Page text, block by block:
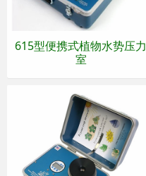
615型便携式植物水势压力
室